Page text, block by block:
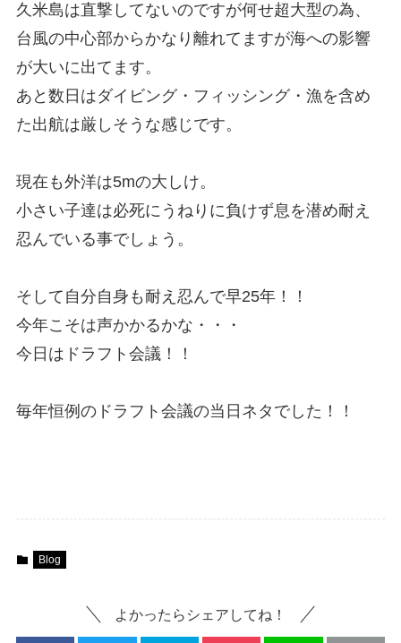
久米島は直撃してないのですが何せ超大型の為、
台風の中心部からかなり離れてますが海への影響
が大いに出てます。
あと数日はダイビング・フィッシング・漁を含め
た出航は厳しそうな感じです。
現在も外洋は5mの大しけ。
小さい子達は必死にうねりに負けず息を潜め耐え
忍んでいる事でしょう。
そして自分自身も耐え忍んで早25年！！
今年こそは声かかるかな・・・
今日はドラフト会議！！
毎年恒例のドラフト会議の当日ネタでした！！
Blog
よかったらシェアしてね！